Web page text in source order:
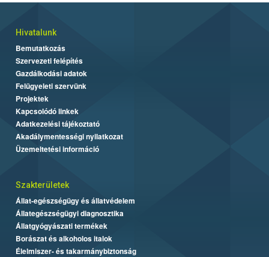
Hivatalunk
Bemutatkozás
Szervezeti felépítés
Gazdálkodási adatok
Felügyeleti szervünk
Projektek
Kapcsolódó linkek
Adatkezelési tájékoztató
Akadálymentességi nyilatkozat
Üzemeltetési információ
Szakterületek
Állat-egészségügy és állatvédelem
Állategészségügyi diagnosztika
Állatgyógyászati termékek
Borászat és alkoholos italok
Élelmiszer- és takarmánybiztonság